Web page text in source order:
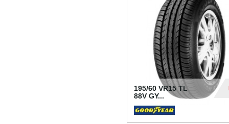
195/60 VR15 TL
88V GY...